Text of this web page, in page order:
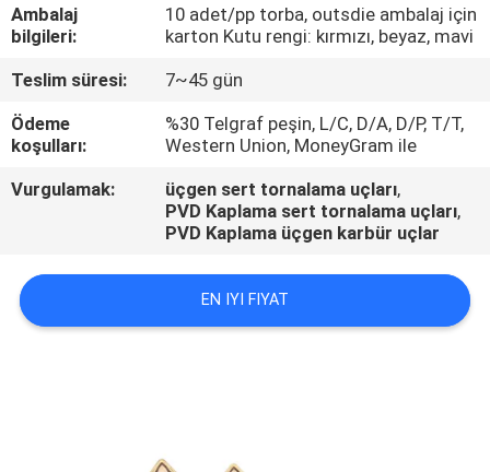
BIZE
ULAŞIN
HABERLER
Ambalaj
bilgileri:
10 adet/pp torba, outsdie ambalaj için
karton Kutu rengi: kırmızı, beyaz, mavi
Teslim süresi:
7~45 gün
Ödeme
koşulları:
%30 Telgraf peşin, L/C, D/A, D/P, T/T,
Western Union, MoneyGram ile
Vurgulamak:
üçgen sert tornalama uçları,
PVD Kaplama sert tornalama uçları,
PVD Kaplama üçgen karbür uçlar
EN IYI FIYAT